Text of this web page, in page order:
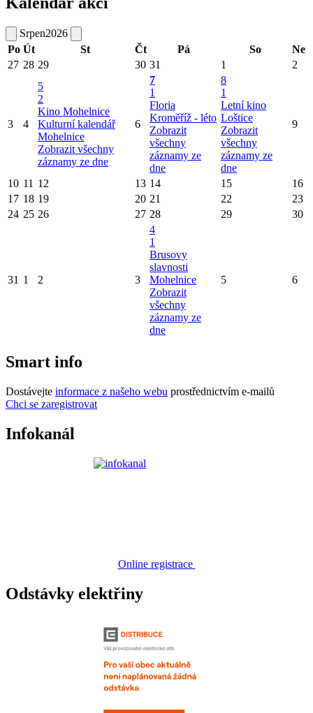
Srpen2026
Po Út St Čt Pá So
Ne
27 28 29 30 31 1 2
3 4
5
2
Kino Mohelnice
Kulturní kalendář
Mohelnice
Zobrazit všechny
záznamy ze dne
6
7
1
Floria
Kroměříž - léto
Zobrazit
všechny
záznamy ze
dne
8
1
Letní kino
Loštice
Zobrazit
všechny
záznamy ze
dne
9
10 11 12 13 14 15
16
17 18 19 20 21 22
23
24 25 26 27 28 29 30
31 1 2 3
4
1
Brusovy
slavnosti
Mohelnice
Zobrazit
všechny
záznamy ze
dne
5 6
Smart info
Dostávejte informace z našeho webu prostřednictvím e-mailů
Chci se zaregistrovat
Infokanál
Online registrace
Odstávky elektřiny